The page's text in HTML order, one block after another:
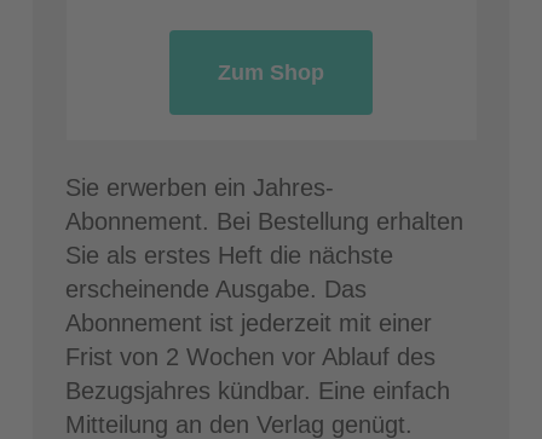
Zum Shop
Sie erwerben ein Jahres-
Abonnement. Bei Bestellung erhalten
Sie als erstes Heft die nächste
erscheinende Ausgabe. Das
Abonnement ist jederzeit mit einer
Frist von 2 Wochen vor Ablauf des
Bezugsjahres kündbar. Eine einfach
Mitteilung an den Verlag genügt.